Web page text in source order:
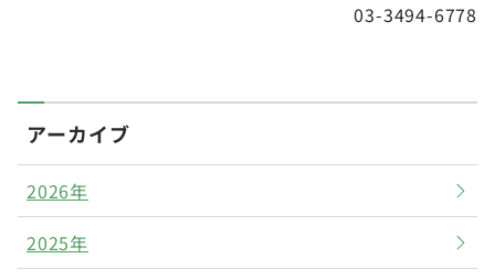
03-3494-6778
アーカイブ
2026年
2025年